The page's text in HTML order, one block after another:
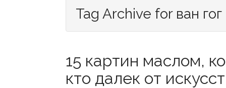
Tag Archive for ван гог
15 картин маслом,
кто далек от